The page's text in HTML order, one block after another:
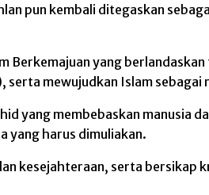
pun kembali ditegaskan
yang
mewujudkan Islam sebagai
yang membebaskan manusia
yang harus dimuliakan.
kesejahteraan, serta bersikap